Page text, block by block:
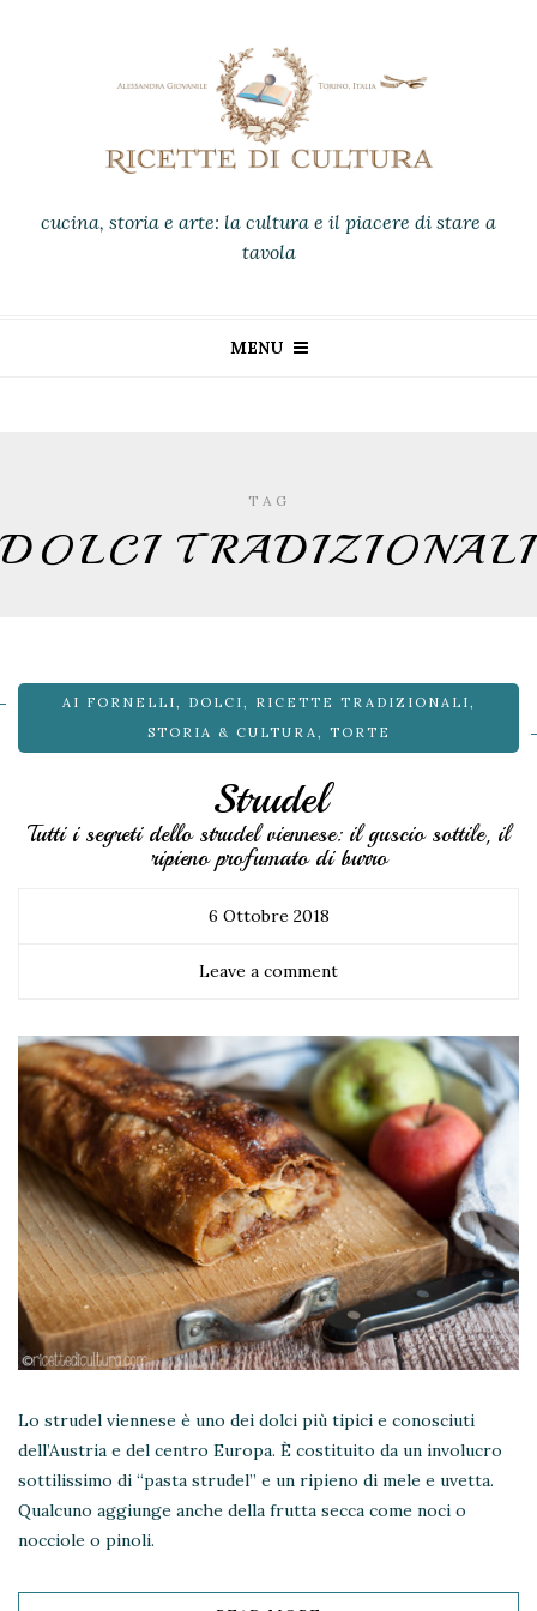
cucina, storia e arte: la cultura e il piacere di stare a
tavola
MENU
TAG
DOLCI TRADIZIONALI
AI FORNELLI , DOLCI , RICETTE TRADIZIONALI ,
STORIA & CULTURA , TORTE
Strudel
Tutti i segreti dello strudel viennese: il guscio sottile, il
ripieno profumato di burro
6 Ottobre 2018
Leave a comment
Lo strudel viennese è uno dei dolci più tipici e conosciuti
dell’Austria e del centro Europa. È costituito da un involucro
sottilissimo di “pasta strudel” e un ripieno di mele e uvetta.
Qualcuno aggiunge anche della frutta secca come noci o
nocciole o pinoli.